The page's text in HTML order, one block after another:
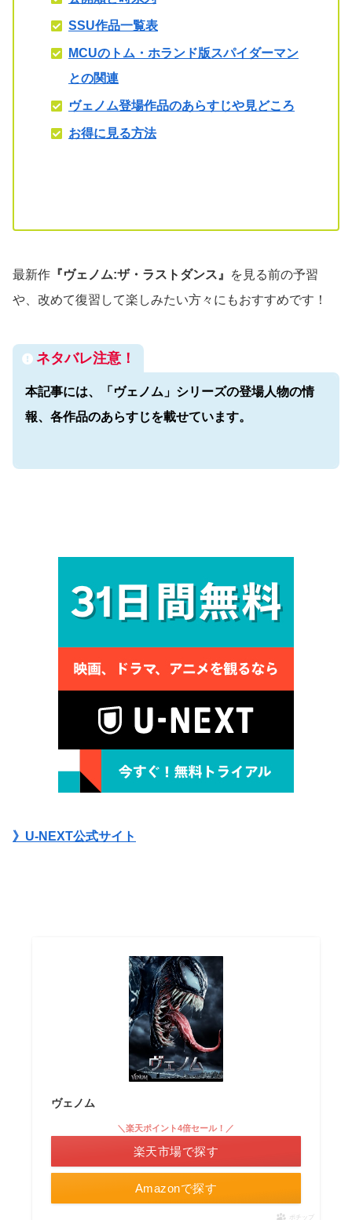
SSU作品一覧表
MCUのトム・ホランド版スパイダーマン
との関連
ヴェノム登場作品のあらすじや見どころ
お得に見る方法
最新作 『ヴェノム:ザ・ラストダンス』
を見る前の予習
や、改めて復習して楽しみたい方々にもおすすめです！
ネタバレ注意！
本記事には、 「ヴェノム」シリーズの登場人物の情
報、各作品のあらすじを載せています。
》U-NEXT公式サイト
ヴェノム
Amazonで探す
＼楽天ポイント4倍セール！／
楽天市場で探す
ポチップ